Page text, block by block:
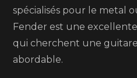
spécialisés pour le metal
Fender est une
qui cherchent une
abordable.